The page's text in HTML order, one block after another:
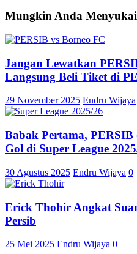
Mungkin Anda Menyukai
Jangan Lewatkan
Langsung Beli Tiket di
29 November 2025 Endru Wijaya
Babak Pertama,
Gol di Super League
30 Agustus 2025 Endru Wijaya 0
Erick Thohir Angkat
Persib
25 Mei 2025 Endru Wijaya 0